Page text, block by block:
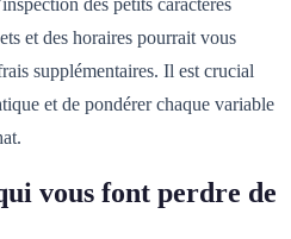
et des horaires pourrait vous
supplémentaires. Il est crucial
et de pondérer chaque variable
vous font perdre de